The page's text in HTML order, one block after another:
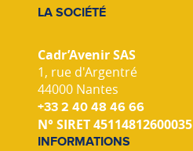
LA SOCIÉTÉ
Cadr’Avenir SAS
1, rue d'Argentré
44000 Nantes
+33 2 40 48 46 66
N° SIRET 45114812600035
INFORMATIONS